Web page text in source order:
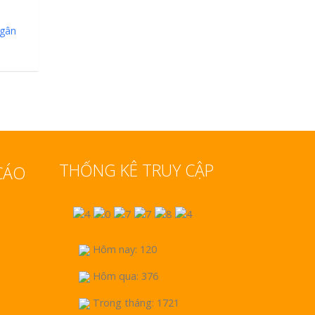
THỐNG KÊ TRUY CẬP
Hôm nay: 120
Hôm qua: 376
Trong tháng: 1721